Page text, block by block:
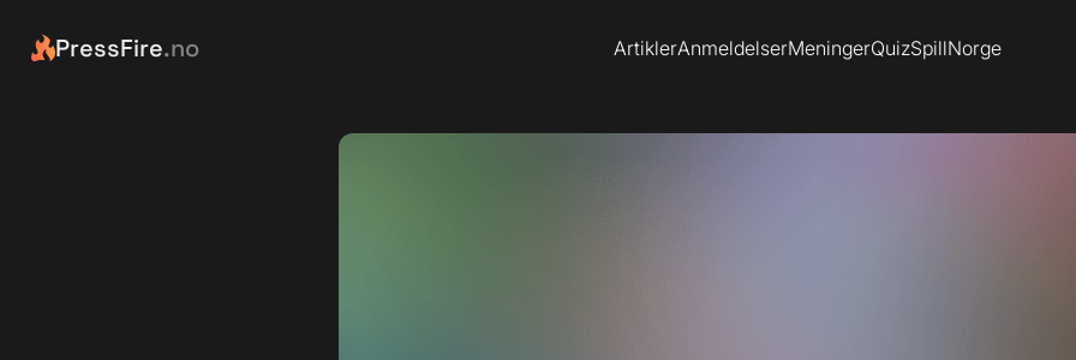
PressFire.no ArtiklerAnmeldelserMeningerQuizSpillNorge